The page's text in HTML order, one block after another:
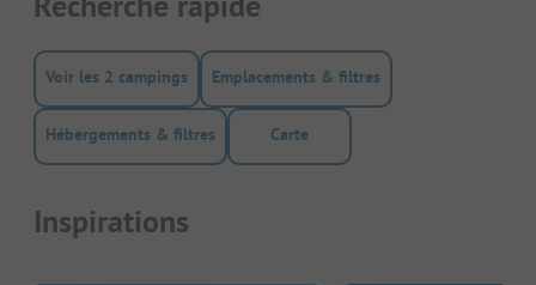
Voir les 2 campings Emplacements & filtres
Hébergements & filtres Carte
Inspirations